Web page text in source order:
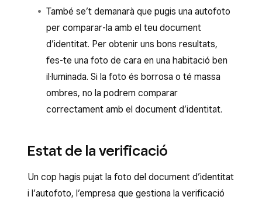
També se’t demanarà que pugis una autofoto
per comparar-la amb el teu document
d’identitat. Per obtenir uns bons resultats,
fes-te una foto de cara en una habitació ben
il·luminada. Si la foto és borrosa o té massa
ombres, no la podrem comparar
correctament amb el document d’identitat.
Estat de la verificació
Un cop hagis pujat la foto del document d’identitat
i l’autofoto, l’empresa que gestiona la verificació